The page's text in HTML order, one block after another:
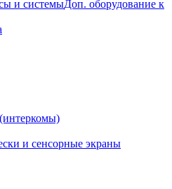
и системыДоп. оборудование к
и сенсорные экраны